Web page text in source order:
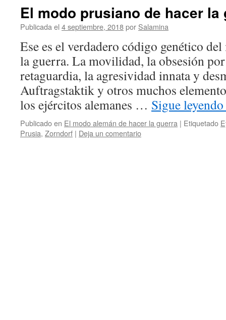
El modo prusiano de hacer la
Publicada el 4 septiembre, 2018por Salamina
Ese es el verdadero código genético
la guerra. La movilidad, la obsesión
retaguardia, la agresividad innata y
Auftragstaktik y otros muchos
los ejércitos alemanes … Sigue leyendo
Publicado en El modo alemán de hacer la guerra | Etiquetado
Prusia, Zorndorf | Deja un comentario